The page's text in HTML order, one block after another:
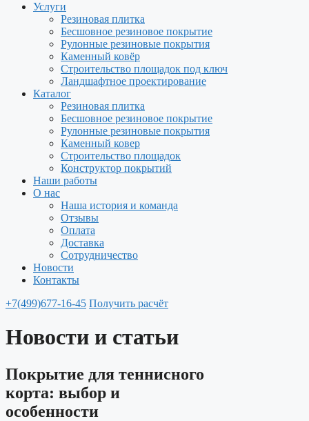
Услуги
Резиновая плитка
Бесшовное резиновое покрытие
Рулонные резиновые покрытия
Каменный ковёр
Строительство площадок под ключ
Ландшафтное проектирование
Каталог
Резиновая плитка
Бесшовное резиновое покрытие
Рулонные резиновые покрытия
Каменный ковер
Строительство площадок
Конструктор покрытий
Наши работы
О нас
Наша история и команда
Отзывы
Оплата
Доставка
Сотрудничество
Новости
Контакты
+7(499)677-16-45 Получить расчёт
Новости и статьи
Покрытие для теннисного
корта: выбор и
особенности